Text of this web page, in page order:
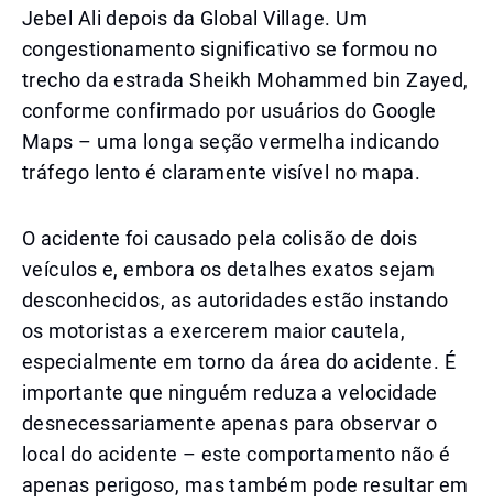
Jebel Ali depois da Global Village. Um
congestionamento significativo se formou no
trecho da estrada Sheikh Mohammed bin Zayed,
conforme confirmado por usuários do Google
Maps – uma longa seção vermelha indicando
tráfego lento é claramente visível no mapa.
O acidente foi causado pela colisão de dois
veículos e, embora os detalhes exatos sejam
desconhecidos, as autoridades estão instando
os motoristas a exercerem maior cautela,
especialmente em torno da área do acidente. É
importante que ninguém reduza a velocidade
desnecessariamente apenas para observar o
local do acidente – este comportamento não é
apenas perigoso, mas também pode resultar em